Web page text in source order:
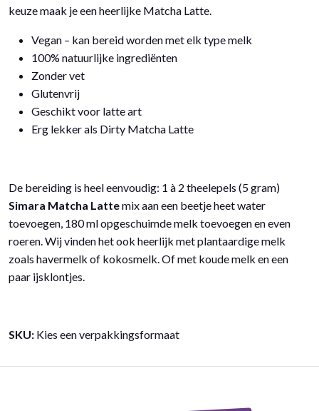
keuze maak je een heerlijke Matcha Latte.
Vegan – kan bereid worden met elk type melk
100% natuurlijke ingrediënten
Zonder vet
Glutenvrij
Geschikt voor latte art
Erg lekker als Dirty Matcha Latte
De bereiding is heel eenvoudig: 1 à 2 theelepels (5 gram)
Simara Matcha Lattemix aan een beetje heet water
toevoegen, 180 ml opgeschuimde melk toevoegen en even
roeren. Wij vinden het ook heerlijk met plantaardige melk
zoals havermelk of kokosmelk. Of met koude melk en een
paar ijsklontjes.
SKU: Kies een verpakkingsformaat